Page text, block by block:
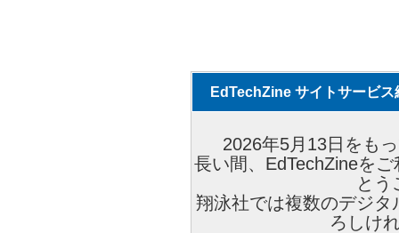
EdTechZine サイトサービス
2026年5月13日をも
長い間、EdTechZineを
とう
翔泳社では複数のデジ
ろしけ